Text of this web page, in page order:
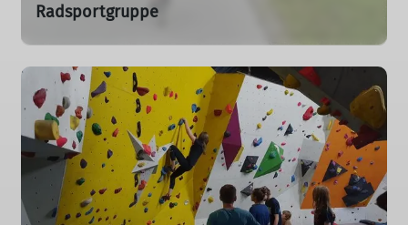
Radsportgruppe
Abwechslungsreiche Touren auf zwei Rädern – von
gemütlich bis sportlich, immer gemeinsam in der
Natur unterwegs.
mehr erfahren